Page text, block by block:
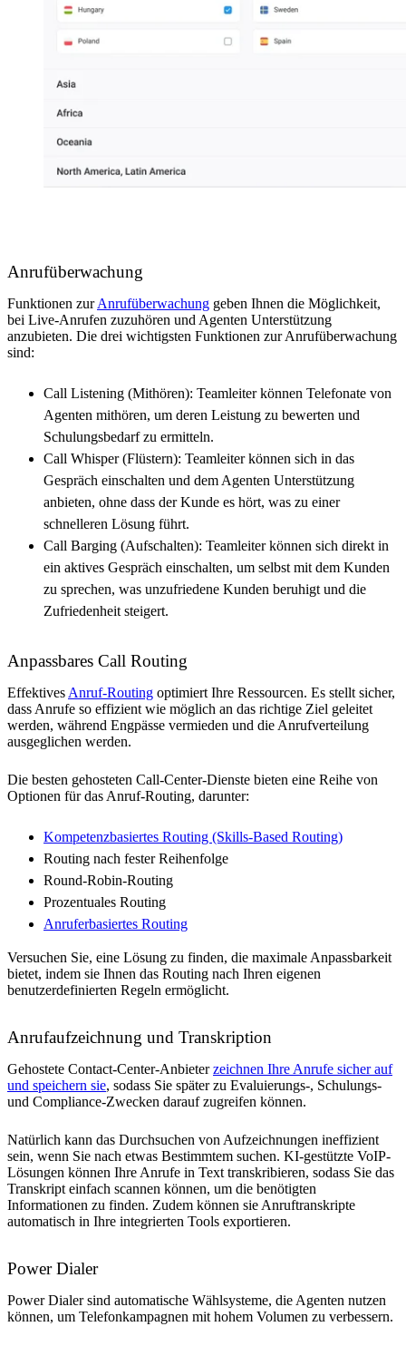
Anrufüberwachung
Funktionen zurAnrufüberwachung geben Ihnen die Möglichkeit,
bei Live-Anrufen zuzuhören und Agenten Unterstützung
anzubieten. Die drei wichtigsten Funktionen zur Anrufüberwachung
sind:
Call Listening (Mithören): Teamleiter können Telefonate von
Agenten mithören, um deren Leistung zu bewerten und
Schulungsbedarf zu ermitteln.
Call Whisper (Flüstern): Teamleiter können sich in das
Gespräch einschalten und dem Agenten Unterstützung
anbieten, ohne dass der Kunde es hört, was zu einer
schnelleren Lösung führt.
Call Barging (Aufschalten): Teamleiter können sich direkt in
ein aktives Gespräch einschalten, um selbst mit dem Kunden
zu sprechen, was unzufriedene Kunden beruhigt und die
Zufriedenheit steigert.
Anpassbares Call Routing
Effektives Anruf-Routing optimiert Ihre Ressourcen. Es stellt sicher,
dass Anrufe so effizient wie möglich an das richtige Ziel geleitet
werden, während Engpässe vermieden und die Anrufverteilung
ausgeglichen werden.
Die besten gehosteten Call-Center-Dienste bieten eine Reihe von
Optionen für das Anruf-Routing, darunter:
Kompetenzbasiertes Routing (Skills-Based Routing)
Routing nach fester Reihenfolge
Round-Robin-Routing
Prozentuales Routing
Anruferbasiertes Routing
Versuchen Sie, eine Lösung zu finden, die maximale Anpassbarkeit
bietet, indem sie Ihnen das Routing nach Ihren eigenen
benutzerdefinierten Regeln ermöglicht.
Anrufaufzeichnung und Transkription
Gehostete Contact-Center-Anbieterzeichnen Ihre Anrufe sicher auf
und speichern sie, sodass Sie später zu Evaluierungs-, Schulungs-
und Compliance-Zwecken darauf zugreifen können.
Natürlich kann das Durchsuchen von Aufzeichnungen ineffizient
sein, wenn Sie nach etwas Bestimmtem suchen. KI-gestützte VoIP-
Lösungen können Ihre Anrufe in Text transkribieren, sodass Sie das
Transkript einfach scannen können, um die benötigten
Informationen zu finden. Zudem können sie Anruftranskripte
automatisch in Ihre integrierten Tools exportieren.
Power Dialer
Power Dialer sind automatische Wählsysteme, die Agenten nutzen
können, um Telefonkampagnen mit hohem Volumen zu verbessern.